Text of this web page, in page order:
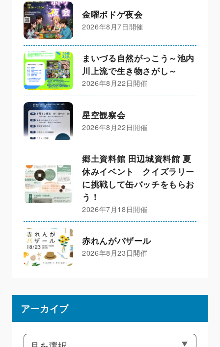
金曜ボドゲ夜会
2026年8月7日開催
まいづる自然がっこう～池内
川上流で生き物さがし～
2026年8月22日開催
星空観察会
2026年8月22日開催
郷土資料館 田辺城資料館 夏
休みイベント クイズラリー
に挑戦して缶バッチをもらお
う！
2026年7月18日開催
赤れんがバザール
2026年8月23日開催
アーカイブ